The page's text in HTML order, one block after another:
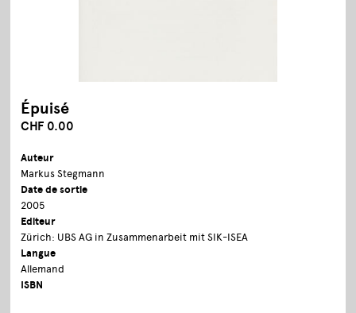
Épuisé
CHF 0.00
Auteur
Markus Stegmann
Date de sortie
2005
Editeur
Zürich: UBS AG in Zusammenarbeit mit SIK-ISEA
Langue
Allemand
ISBN